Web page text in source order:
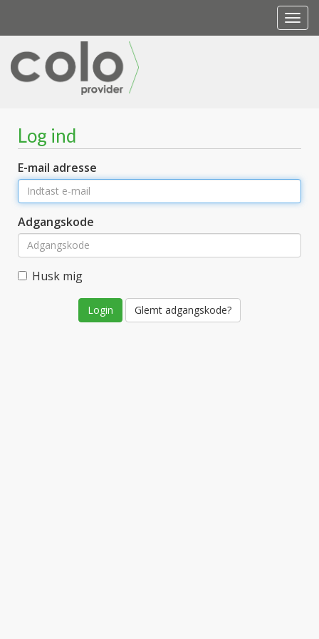
Log ind
E-mail adresse
Adgangskode
Husk mig
Glemt adgangskode?